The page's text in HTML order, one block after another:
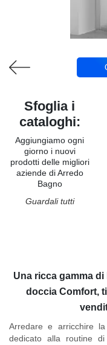
Una ricca gamma
doccia Comfort,
Arredare e arricchire
dedicato alla routine
Sfoglia i
cataloghi:
Aggiungiamo ogni
giorno i nuovi
prodotti delle migliori
aziende di Arredo
Bagno
Guardali tutti